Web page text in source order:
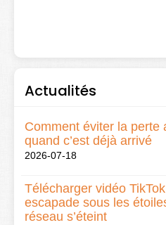
Actualités
Comment éviter la perte
quand c’est déjà arrivé
2026-07-18
Télécharger vidéo
escapade sous les
réseau s’éteint